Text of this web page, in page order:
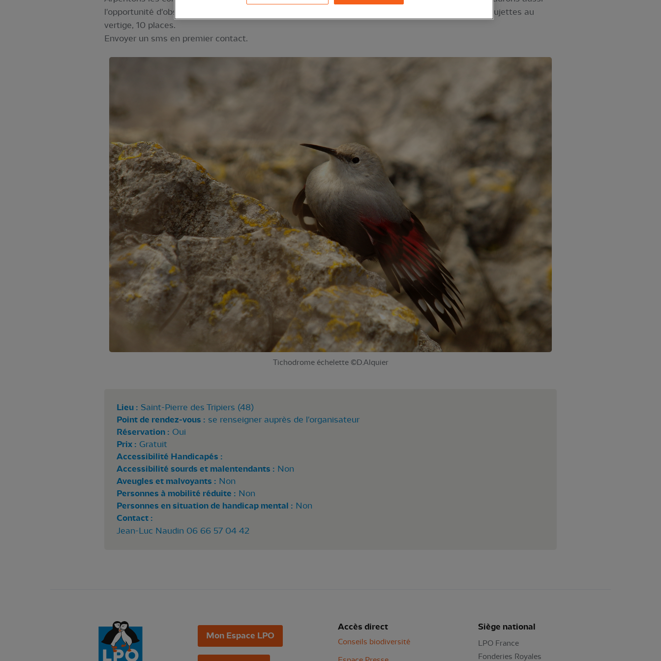
l'opportunité d'observer les géants des airs, les vautours. Forme physique exigée, personnes non sujettes au
vertige, 10 places.
Envoyer un sms en premier contact.
Tichodrome échelette ©D.Alquier
Lieu : Saint-Pierre des Tripiers (48)
Point de rendez-vous : se renseigner auprès de l'organisateur
Réservation : Oui
Prix : Gratuit
Accessibilité Handicapés :
Accessibilité sourds et malentendants : Non
Aveugles et malvoyants : Non
Personnes à mobilité réduite : Non
Personnes en situation de handicap mental : Non
Contact :
Jean-Luc Naudin 06 66 57 04 42
Mon Espace LPO
Accès direct
Conseils biodiversité
Siège national
LPO France
Fonderies Royales